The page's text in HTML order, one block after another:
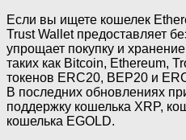
Если вы ищете кошелек
Trust Wallet предоставляет
упрощает покупку и
таких как Bitcoin, Ethereum,
токенов ERC20, BEP20 и
В последних обновлениях
поддержку кошелька XRP,
кошелька EGOLD.